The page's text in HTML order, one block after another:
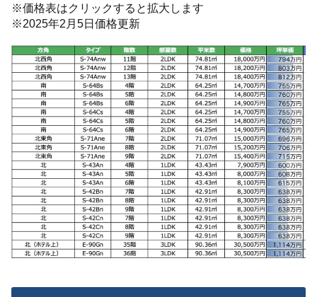
※価格表はクリックすると拡大します
※2025年2月5日価格更新